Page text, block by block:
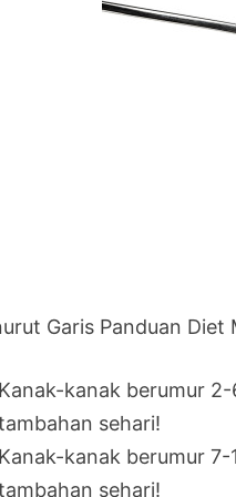
Garis Panduan Diet
kanak berumur
sehari!
kanak berumur
sehari!